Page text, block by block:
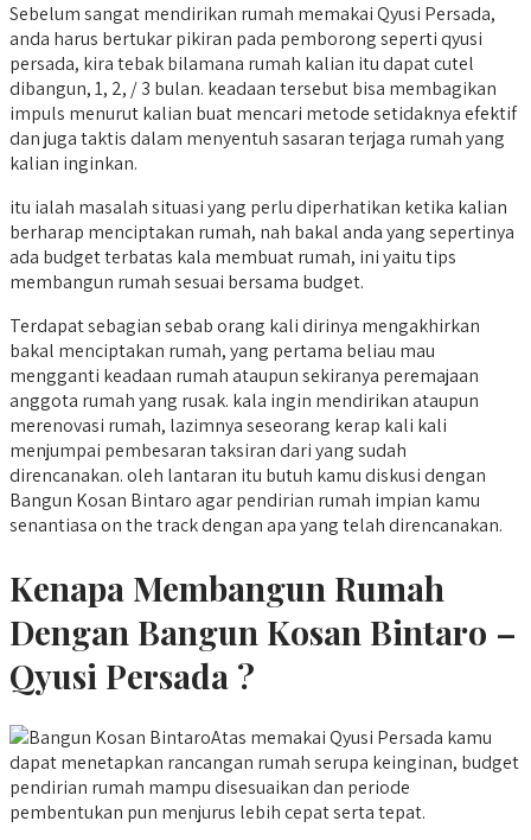
Sebelum sangat mendirikan rumah memakai Qyusi Persada,
anda harus bertukar pikiran pada pemborong seperti qyusi
persada, kira tebak bilamana rumah kalian itu dapat cutel
dibangun, 1, 2, / 3 bulan. keadaan tersebut bisa membagikan
impuls menurut kalian buat mencari metode setidaknya efektif
dan juga taktis dalam menyentuh sasaran terjaga rumah yang
kalian inginkan.
itu ialah masalah situasi yang perlu diperhatikan ketika kalian
berharap menciptakan rumah, nah bakal anda yang sepertinya
ada budget terbatas kala membuat rumah, ini yaitu tips
membangun rumah sesuai bersama budget.
Terdapat sebagian sebab orang kali dirinya mengakhirkan
bakal menciptakan rumah, yang pertama beliau mau
mengganti keadaan rumah ataupun sekiranya peremajaan
anggota rumah yang rusak. kala ingin mendirikan ataupun
merenovasi rumah, lazimnya seseorang kerap kali kali
menjumpai pembesaran taksiran dari yang sudah
direncanakan. oleh lantaran itu butuh kamu diskusi dengan
Bangun Kosan Bintaro agar pendirian rumah impian kamu
senantiasa on the track dengan apa yang telah direncanakan.
Kenapa Membangun Rumah
Dengan Bangun Kosan Bintaro –
Qyusi Persada ?
Atas memakai Qyusi Persada kamu
dapat menetapkan rancangan rumah serupa keinginan, budget
pendirian rumah mampu disesuaikan dan periode
pembentukan pun menjurus lebih cepat serta tepat.